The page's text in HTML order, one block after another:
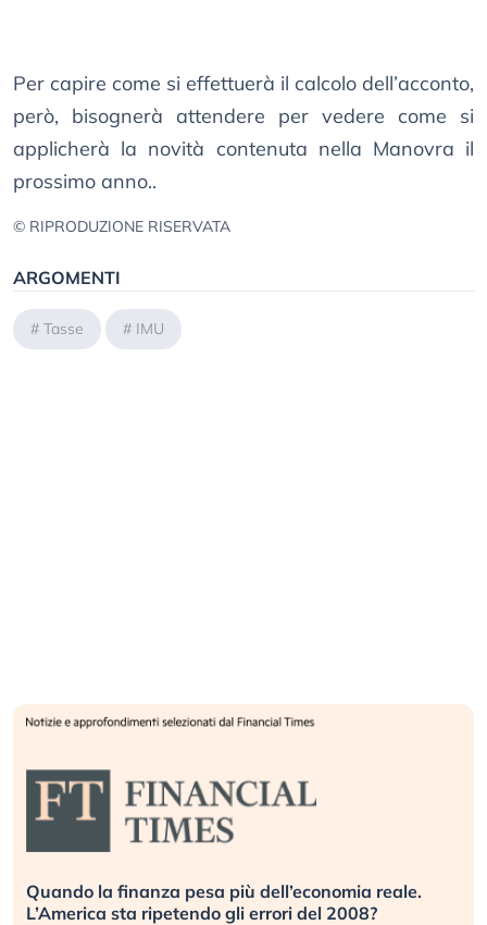
Per capire come si effettuerà il calcolo dell’acconto,
però, bisognerà attendere per vedere come si
applicherà la novità contenuta nella Manovra il
prossimo anno..
© RIPRODUZIONE RISERVATA
ARGOMENTI
# Tasse # IMU
Quando la finanza pesa più dell’economia reale.
L’America sta ripetendo gli errori del 2008?